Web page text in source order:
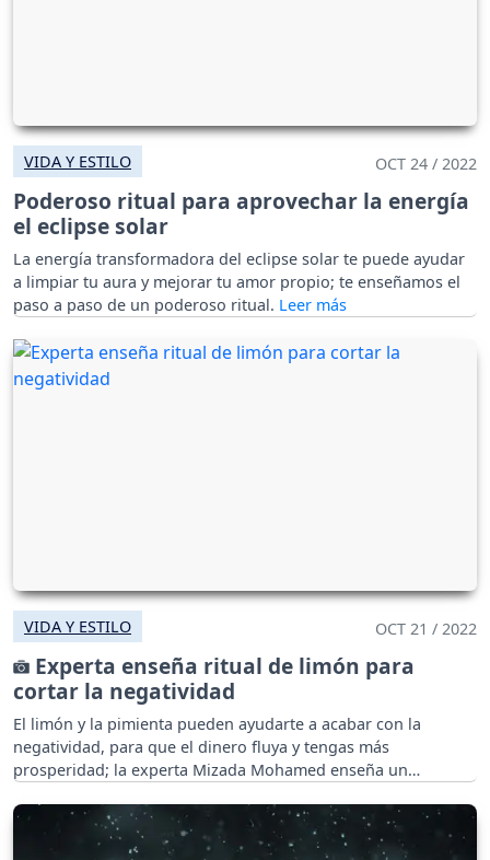
VIDA Y ESTILO OCT 24 / 2022
Poderoso ritual para aprovechar la energía
el eclipse solar
La energía transformadora del eclipse solar te puede ayudar
a limpiar tu aura y mejorar tu amor propio; te enseñamos el
paso a paso de un poderoso ritual.
VIDA Y ESTILO OCT 21 / 2022
Experta enseña ritual de limón para
cortar la negatividad
El limón y la pimienta pueden ayudarte a acabar con la
negatividad, para que el dinero fluya y tengas más
prosperidad; la experta Mizada Mohamed enseña un